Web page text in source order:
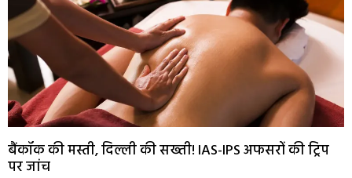
बैंकॉक की मस्ती, दिल्ली की सख्ती! IAS-IPS अफसरों की ट्रिप
पर जांच